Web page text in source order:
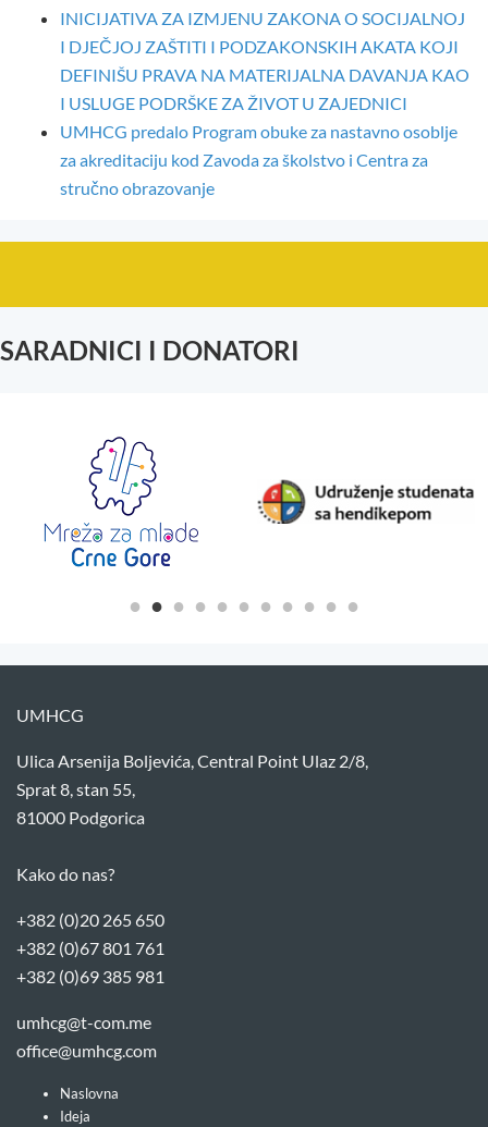
INICIJATIVA ZA IZMJENU ZAKONA O SOCIJALNOJ
I DJEČJOJ ZAŠTITI I PODZAKONSKIH AKATA KOJI
DEFINIŠU PRAVA NA MATERIJALNA DAVANJA KAO
I USLUGE PODRŠKE ZA ŽIVOT U ZAJEDNICI
UMHCG predalo Program obuke za nastavno osoblje
za akreditaciju kod Zavoda za školstvo i Centra za
stručno obrazovanje
SARADNICI I DONATORI
UMHCG
Ulica Arsenija Boljevića, Central Point Ulaz 2/8,
Sprat 8, stan 55,
81000 Podgorica
Kako do nas?
+382 (0)20 265 650
+382 (0)67 801 761
+382 (0)69 385 981
umhcg@t-com.me
office@umhcg.com
Naslovna
Ideja